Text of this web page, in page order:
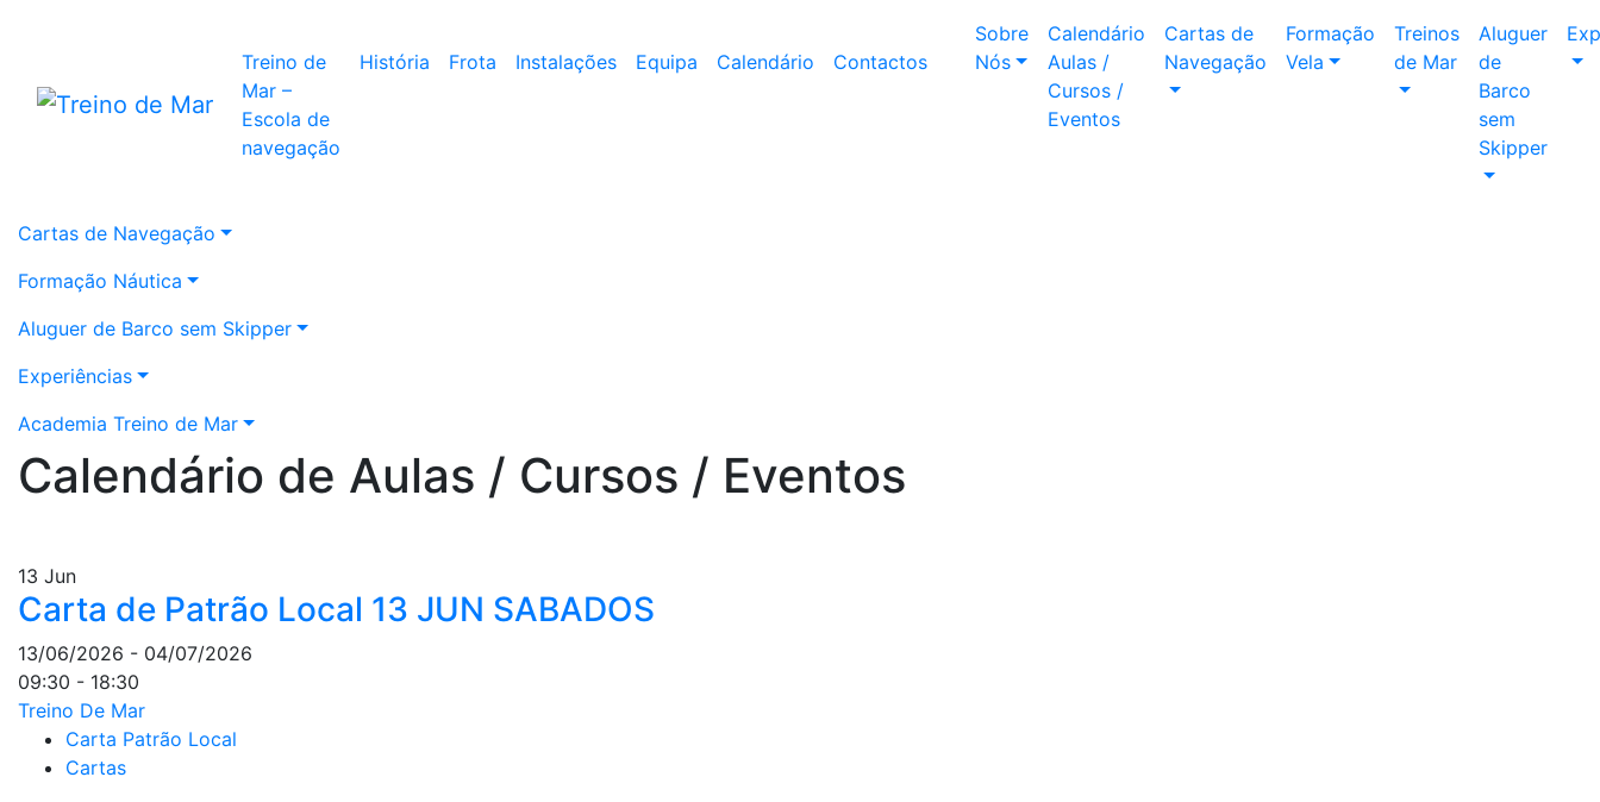
Treino de
Mar –
Escola de
navegação
História Frota Instalações Equipa Calendário Contactos
Sobre
Nós
Calendário
Aulas /
Cursos /
Eventos
Cartas de
Navegação
Formação
Vela
Treinos
de Mar
Aluguer
de
Barco
sem
Skipper
Cartas de Navegação
Formação Náutica
Aluguer de Barco sem Skipper
Experiências
Academia Treino de Mar
Calendário de Aulas / Cursos / Eventos
13 Jun
Carta de Patrão Local 13 JUN SABADOS
13/06/2026 - 04/07/2026
09:30 - 18:30
Treino De Mar
Carta Patrão Local
Cartas